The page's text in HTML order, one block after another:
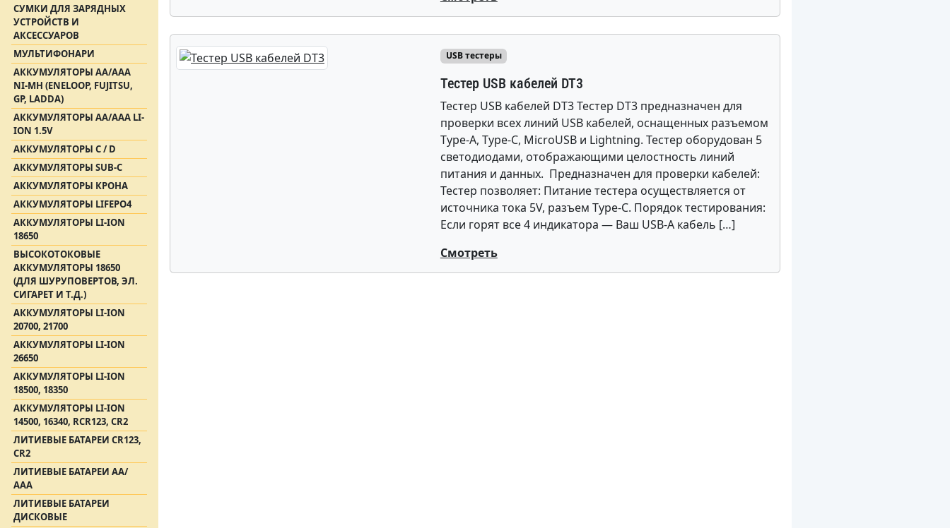
СУМКИ ДЛЯ ЗАРЯДНЫХ
УСТРОЙСТВ И
АКСЕССУАРОВ
МУЛЬТИФОНАРИ
АККУМУЛЯТОРЫ АА/ААА
NI-MH (ENELOOP, FUJITSU,
GP, LADDA)
АККУМУЛЯТОРЫ АА/AAA LI-
ION 1.5V
АККУМУЛЯТОРЫ C / D
АККУМУЛЯТОРЫ SUB-C
АККУМУЛЯТОРЫ КРОНА
АККУМУЛЯТОРЫ LIFEPO4
АККУМУЛЯТОРЫ LI-ION
18650
ВЫСОКОТОКОВЫЕ
АККУМУЛЯТОРЫ 18650
(ДЛЯ ШУРУПОВЕРТОВ, ЭЛ.
СИГАРЕТ И Т.Д.)
АККУМУЛЯТОРЫ LI-ION
20700, 21700
АККУМУЛЯТОРЫ LI-ION
26650
АККУМУЛЯТОРЫ LI-ION
18500, 18350
АККУМУЛЯТОРЫ LI-ION
14500, 16340, RCR123, CR2
ЛИТИЕВЫЕ БАТАРЕИ CR123,
CR2
ЛИТИЕВЫЕ БАТАРЕИ АА/
ААА
ЛИТИЕВЫЕ БАТАРЕИ
ДИСКОВЫЕ
USB тестеры
Тестер USB кабелей DT3
Тестер USB кабелей DT3 Тестер DT3 предназначен для
проверки всех линий USB кабелей, оснащенных разъемом
Type-A, Type-C, MicroUSB и Lightning. Тестер оборудован 5
светодиодами, отображающими целостность линий
питания и данных. Предназначен для проверки кабелей:
Тестер позволяет: Питание тестера осуществляется от
источника тока 5V, разъем Type-C. Порядок тестирования:
Если горят все 4 индикатора — Ваш USB-A кабель […]
Смотреть